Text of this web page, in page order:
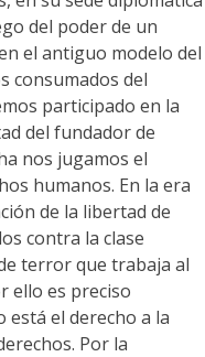
del poder de un
el antiguo modelo del
consumados del
participado en la
del fundador de
nos jugamos el
humanos. En la era
de la libertad de
contra la clase
terror que trabaja al
ello es preciso
está el derecho a la
Por la